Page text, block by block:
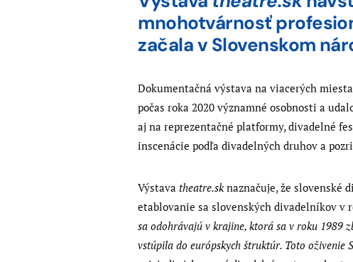
mnohotvárnosť
začala v Slovenskom
Dokumentačná výstava na viacerých
počas roka 2020 významné osobnosti a
aj na reprezentačné platformy, divadelné
inscenácie podľa divadelných druhov a
Výstavatheatre.sk naznačuje, že slovenské
etablovanie sa slovenských divadelníkov v
sa odohrávajú v krajine, ktorá sa v roku 1989
vstúpila do európskych štruktúr. Toto oživenie